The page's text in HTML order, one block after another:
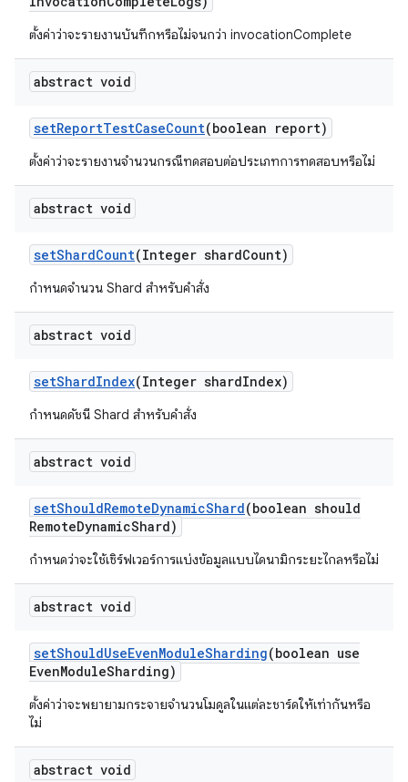
ตั้งค่าว่าจะรายงานบันทึกหรือไม่จนกว่า invocationComplete
abstract void
setReportTestCaseCount(boolean report)
ตั้งค่าว่าจะรายงานจำนวนกรณีทดสอบต่อประเภทการทดสอบหรือไม่
abstract void
setShardCount(Integer shardCount)
กำหนดจำนวน Shard สำหรับคำสั่ง
abstract void
setShardIndex(Integer shardIndex)
กำหนดดัชนี Shard สำหรับคำสั่ง
abstract void
setShouldRemoteDynamicShard(boolean should
RemoteDynamicShard)
กำหนดว่าจะใช้เซิร์ฟเวอร์การแบ่งข้อมูลแบบไดนามิกระยะไกลหรือไม่
abstract void
setShouldUseEvenModuleSharding(boolean use
EvenModuleSharding)
ตั้งค่าว่าจะพยายามกระจายจำนวนโมดูลในแต่ละชาร์ดให้เท่ากันหรือ
ไม่
abstract void